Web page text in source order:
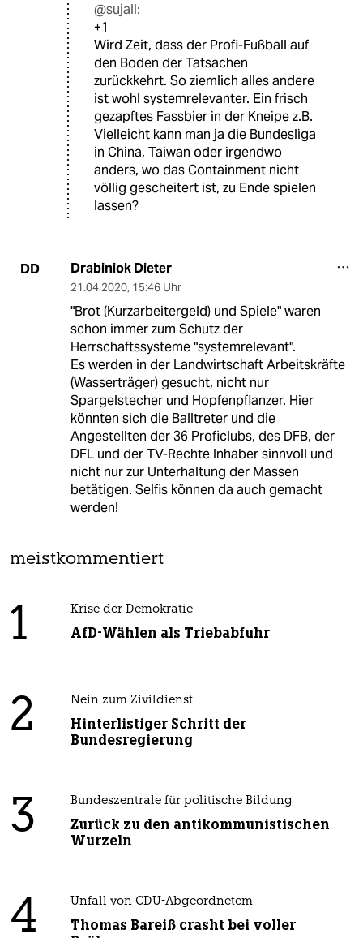
@sujall:
+1
Wird Zeit, dass der Profi-Fußball auf
den Boden der Tatsachen
zurückkehrt. So ziemlich alles andere
ist wohl systemrelevanter. Ein frisch
gezapftes Fassbier in der Kneipe z.B.
Vielleicht kann man ja die Bundesliga
in China, Taiwan oder irgendwo
anders, wo das Containment nicht
völlig gescheitert ist, zu Ende spielen
lassen?
DD Drabiniok Dieter
21.04.2020, 15:46 Uhr
"Brot (Kurzarbeitergeld) und Spiele" waren
schon immer zum Schutz der
Herrschaftssysteme "systemrelevant".
Es werden in der Landwirtschaft Arbeitskräfte
(Wasserträger) gesucht, nicht nur
Spargelstecher und Hopfenpflanzer. Hier
könnten sich die Balltreter und die
Angestellten der 36 Proficlubs, des DFB, der
DFL und der TV-Rechte Inhaber sinnvoll und
nicht nur zur Unterhaltung der Massen
betätigen. Selfis können da auch gemacht
werden!
meistkommentiert
1 Krise der Demokratie
AfD-Wählen als Triebabfuhr
2 Nein zum Zivildienst
Hinterlistiger Schritt der
Bundesregierung
3 Bundeszentrale für politische Bildung
Zurück zu den antikommunistischen
Wurzeln
4 Unfall von CDU-Abgeordnetem
Thomas Bareiß crasht bei voller